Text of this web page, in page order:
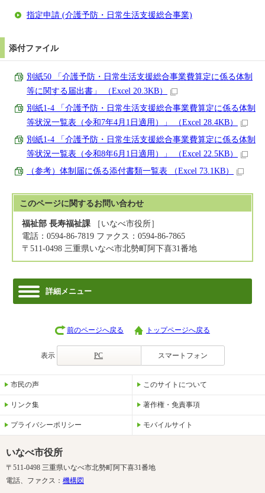
指定申請 (介護予防・日常生活支援総合事業)
添付ファイル
別紙50 「介護予防・日常生活支援総合事業費算定に係る体制
等に関する届出書」 （Excel 20.3KB）
別紙1-4 「介護予防・日常生活支援総合事業費算定に係る体制
等状況一覧表（令和7年4月1日適用）」 （Excel 28.4KB）
別紙1-4 「介護予防・日常生活支援総合事業費算定に係る体制
等状況一覧表（令和8年6月1日適用）」 （Excel 22.5KB）
（参考）体制届に係る添付書類一覧表 （Excel 73.1KB）
このページに関するお問い合わせ
福祉部 長寿福祉課 ［いなべ市役所］
電話：0594-86-7819 ファクス：0594-86-7865
〒511-0498 三重県いなべ市北勢町阿下喜31番地
詳細メニュー
前のページへ戻る トップページへ戻る
表示 PC スマートフォン
市民の声 このサイトについて
リンク集 著作権・免責事項
プライバシーポリシー モバイルサイト
いなべ市役所
〒511-0498 三重県いなべ市北勢町阿下喜31番地
電話、ファクス： 機構図